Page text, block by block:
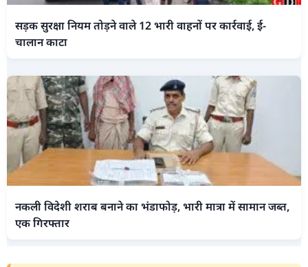
सड़क सुरक्षा नियम तोड़ने वाले 12 भारी वाहनों पर कार्रवाई, ई-
चालान काटा
नकली विदेशी शराब बनाने का भंडाफोड़, भारी मात्रा में सामान जब्त,
एक गिरफ्तार